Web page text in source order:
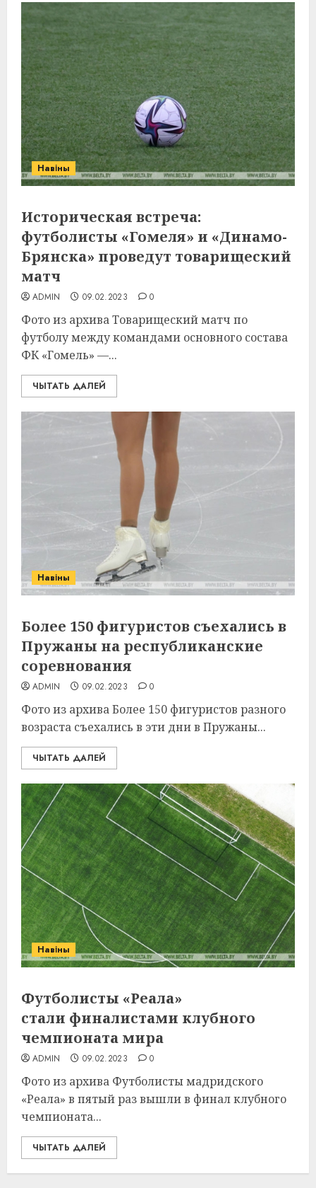
Навіны
Историческая встреча:
футболисты «Гомеля» и «Динамо-
Брянска» проведут товарищеский
матч
ADMIN 09.02.2023 0
Фото из архива Товарищеский матч по
футболу между командами основного состава
ФК «Гомель» —...
ЧЫТАТЬ ДАЛЕЙ
Навіны
Более 150 фигуристов съехались в
Пружаны на республиканские
соревнования
ADMIN 09.02.2023 0
Фото из архива Более 150 фигуристов разного
возраста съехались в эти дни в Пружаны...
ЧЫТАТЬ ДАЛЕЙ
Навіны
Футболисты «Реала»
стали финалистами клубного
чемпионата мира
ADMIN 09.02.2023 0
Фото из архива Футболисты мадридского
«Реала» в пятый раз вышли в финал клубного
чемпионата...
ЧЫТАТЬ ДАЛЕЙ